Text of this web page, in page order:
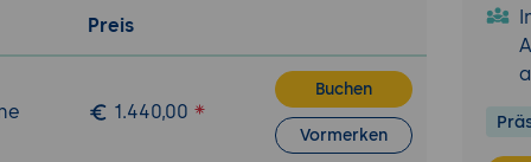
Berichte
Einrichtung und Verwaltung von E-Mail-
für verschiedene Ereignisse, wie Ablauf von
Erstellung von Berichten zur Analyse und
Preis
1.440,00
Buchen
Vormerken